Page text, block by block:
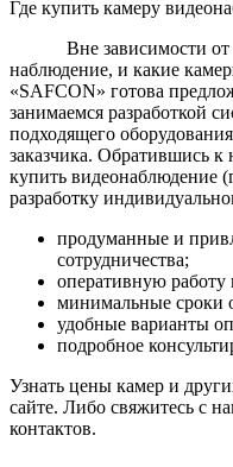
Где купить камеру
Вне зависимости от
наблюдение, и какие
«SAFCON» готова
занимаемся разработкой
подходящего
заказчика. Обратившись
купить видеонаблюдение
разработку
продуманные и
сотрудничества;
оперативную работу
минимальные сроки
удобные варианты
подробное
Узнать цены камер и
сайте. Либо свяжитесь с
контактов.